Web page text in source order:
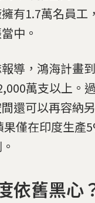
有1.7萬名員工
中。
導，鴻海計畫
萬支以上。
還可以再容納
果僅在印度生
依舊黑心